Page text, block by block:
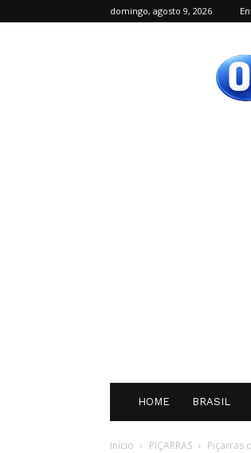
domingo, agosto 9, 2026
HOME BRASIL
Início PIÇARRAS Piçarras